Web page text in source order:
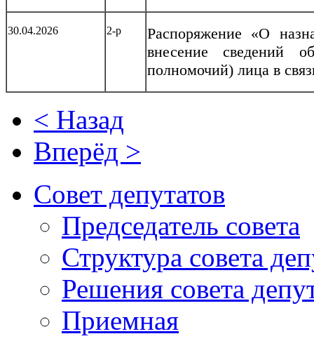
30.04.2026 2-р
Распоряжение «О
внесение сведений
полномочий) лица в
< Назад
Вперёд >
Совет депутатов
Председатель совета
Структура совета
Решения совета
Приемная